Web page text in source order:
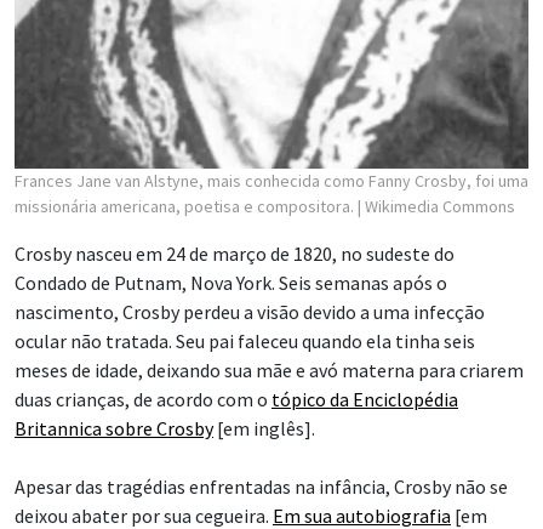
Frances Jane van Alstyne, mais conhecida como Fanny Crosby, foi uma
missionária americana, poetisa e compositora. | Wikimedia Commons
Crosby nasceu em 24 de março de 1820, no sudeste do
Condado de Putnam, Nova York. Seis semanas após o
nascimento, Crosby perdeu a visão devido a uma infecção
ocular não tratada. Seu pai faleceu quando ela tinha seis
meses de idade, deixando sua mãe e avó materna para criarem
duas crianças, de acordo com o tópico da Enciclopédia
Britannica sobre Crosby[em inglês].
Apesar das tragédias enfrentadas na infância, Crosby não se
deixou abater por sua cegueira. Em sua autobiografia [em